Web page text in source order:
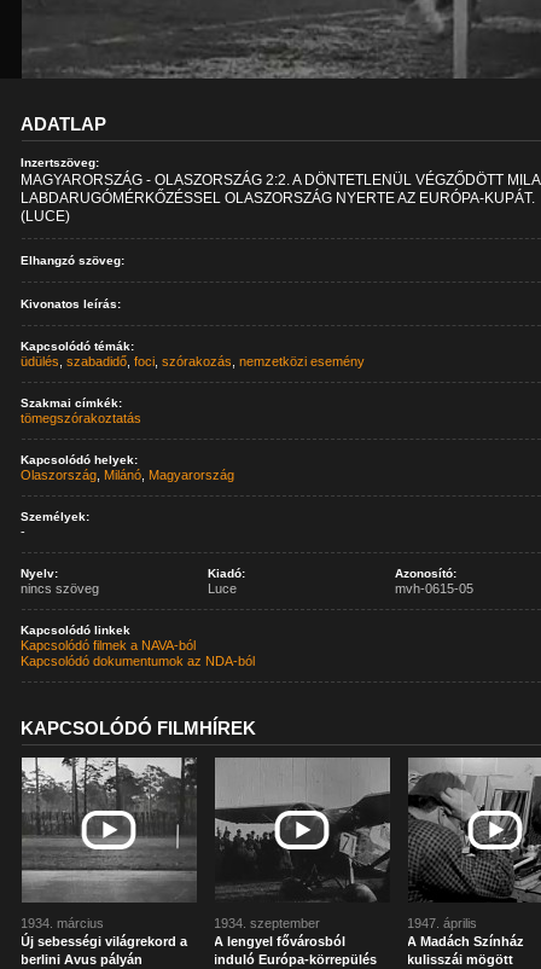
ADATLAP
Inzertszöveg:
MAGYARORSZÁG - OLASZORSZÁG 2:2. A DÖNTETLENÜL VÉGZŐDÖTT
LABDARUGÓMÉRKŐZÉSSEL OLASZORSZÁG NYERTE AZ EURÓPA-KUPÁT.
(LUCE)
Elhangzó szöveg:
Kivonatos leírás:
Kapcsolódó témák:
üdülés ,szabadidő ,foci ,szórakozás ,nemzetközi esemény
Szakmai címkék:
tömegszórakoztatás
Kapcsolódó helyek:
Olaszország Milánó Magyarország
Személyek:
-
Nyelv:
nincs szöveg
Kiadó:
Luce
Azonosító:
mvh-0615-05
Kapcsolódó linkek
Kapcsolódó filmek a NAVA-ból
Kapcsolódó dokumentumok az NDA-ból
KAPCSOLÓDÓ FILMHÍREK
1934. március
Új sebességi világrekord a
berlini Avus pályán
1934. szeptember
A lengyel fővárosból
induló Európa-körrepülés
1947. április
A Madách Színház
kulisszái mögött